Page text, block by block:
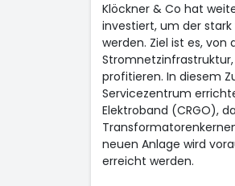
Klöckner & Co hat
investiert, um der
werden. Ziel ist es,
profitieren. In diesem
Servicezentrum
Elektroband (CRGO),
neuen Anlage wird
erreicht werden.